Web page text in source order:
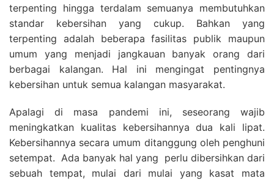
terpenting hingga terdalam semuanya membutuhkan
standar kebersihan yang cukup. Bahkan yang
terpenting adalah beberapa fasilitas publik maupun
umum yang menjadi jangkauan banyak orang dari
berbagai kalangan. Hal ini mengingat pentingnya
kebersihan untuk semua kalangan masyarakat.
Apalagi di masa pandemi ini, seseorang wajib
meningkatkan kualitas kebersihannya dua kali lipat.
Kebersihannya secara umum ditanggung oleh penghuni
setempat. Ada banyak hal yang perlu dibersihkan dari
sebuah tempat, mulai dari mulai yang kasat mata